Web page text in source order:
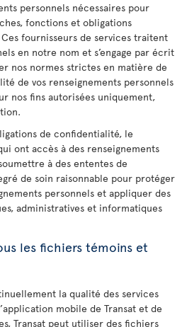
personnels nécessaires pour
fonctions et obligations
fournisseurs de services traitent
en notre nom et s’engage par écrit
nos normes strictes en matière de
de vos renseignements personnels
nos fins autorisées uniquement,
de confidentialité, le
ont accès à des renseignements
à des ententes de
de soin raisonnable pour protéger
personnels et appliquer des
administratives et informatiques
les fichiers témoins et
la qualité des services
mobile de Transat et de
Transat peut utiliser des fichiers